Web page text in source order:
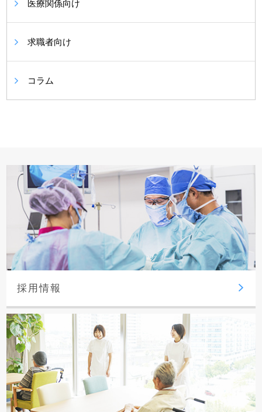
医療関係向け
求職者向け
コラム
採用情報